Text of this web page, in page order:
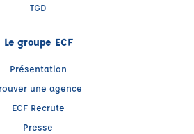
TGD
Le groupe ECF
Présentation
une agence
ECF Recrute
Presse